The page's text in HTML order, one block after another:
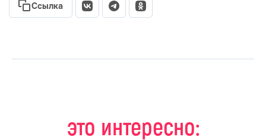
Ссылка
это интересно: